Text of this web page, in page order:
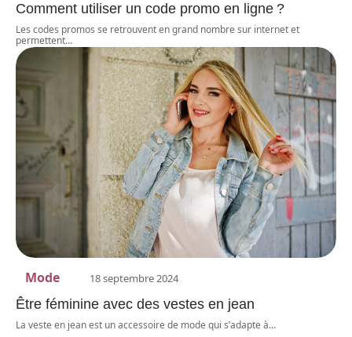
Comment utiliser un code promo en ligne ?
Les codes promos se retrouvent en grand nombre sur internet et
permettent…
Mode 18 septembre 2024
Être féminine avec des vestes en jean
La veste en jean est un accessoire de mode qui s’adapte à…